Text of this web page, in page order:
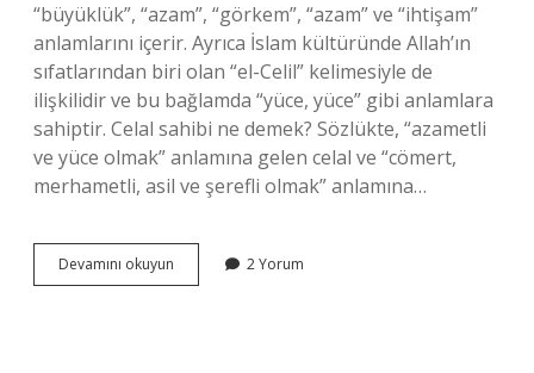
“büyüklük”, “azam”, “görkem”, “azam” ve “ihtişam”
anlamlarını içerir. Ayrıca İslam kültüründe Allah’ın
sıfatlarından biri olan “el-Celil” kelimesiyle de
ilişkilidir ve bu bağlamda “yüce, yüce” gibi anlamlara
sahiptir. Celal sahibi ne demek? Sözlükte, “azametli
ve yüce olmak” anlamına gelen celal ve “cömert,
merhametli, asil ve şerefli olmak” anlamına…
Devamını okuyun
Esması
2 Yorum